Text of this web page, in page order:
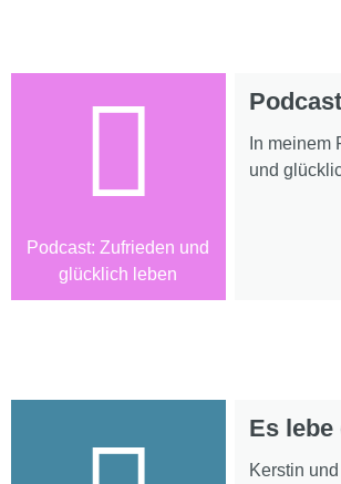
Podcast: Zufrieden und
glücklich leben
In
und
Es
Kerstin